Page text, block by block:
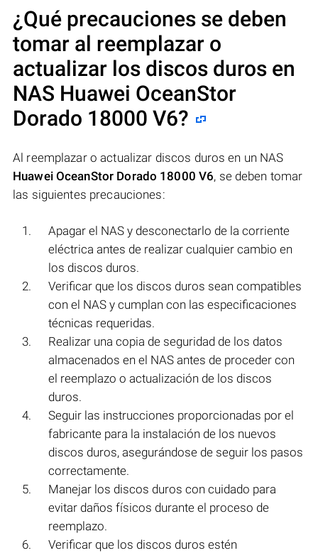
¿Qué precauciones se deben
tomar al reemplazar o
actualizar los discos duros en
NAS Huawei OceanStor
Dorado 18000 V6?
Al reemplazar o actualizar discos duros en un NAS
Huawei OceanStor Dorado 18000 V6, se deben tomar
las siguientes precauciones:
Apagar el NAS y desconectarlo de la corriente
eléctrica antes de realizar cualquier cambio en
los discos duros.
Verificar que los discos duros sean compatibles
con el NAS y cumplan con las especificaciones
técnicas requeridas.
Realizar una copia de seguridad de los datos
almacenados en el NAS antes de proceder con
el reemplazo o actualización de los discos
duros.
Seguir las instrucciones proporcionadas por el
fabricante para la instalación de los nuevos
discos duros, asegurándose de seguir los pasos
correctamente.
Manejar los discos duros con cuidado para
evitar daños físicos durante el proceso de
reemplazo.
Verificar que los discos duros estén